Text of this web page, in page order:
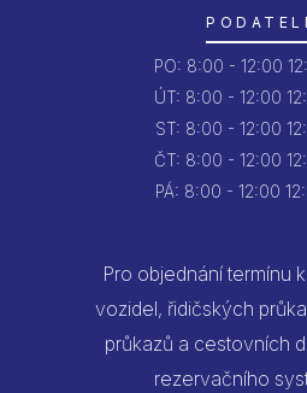
PO: 8:00 - 12:00
ÚT: 8:00 - 12:00
ST: 8:00 - 12:00
ČT: 8:00 - 12:00
PÁ: 8:00 - 12:00
Pro objednání termínu
vozidel, řidičských
průkazů a cestovních
rezervačního